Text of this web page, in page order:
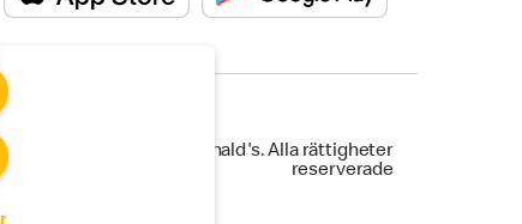
©2025 McDonald's. Alla rättigheter
reserverade